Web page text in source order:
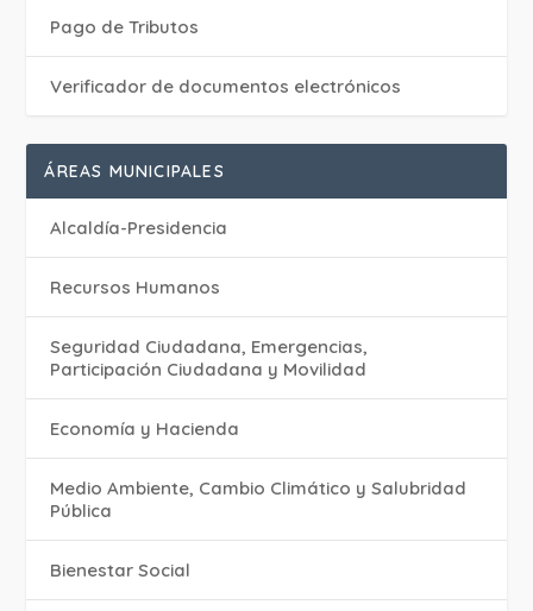
Pago de Tributos
Verificador de documentos electrónicos
ÁREAS MUNICIPALES
Alcaldía-Presidencia
Recursos Humanos
Seguridad Ciudadana, Emergencias,
Participación Ciudadana y Movilidad
Economía y Hacienda
Medio Ambiente, Cambio Climático y Salubridad
Pública
Bienestar Social